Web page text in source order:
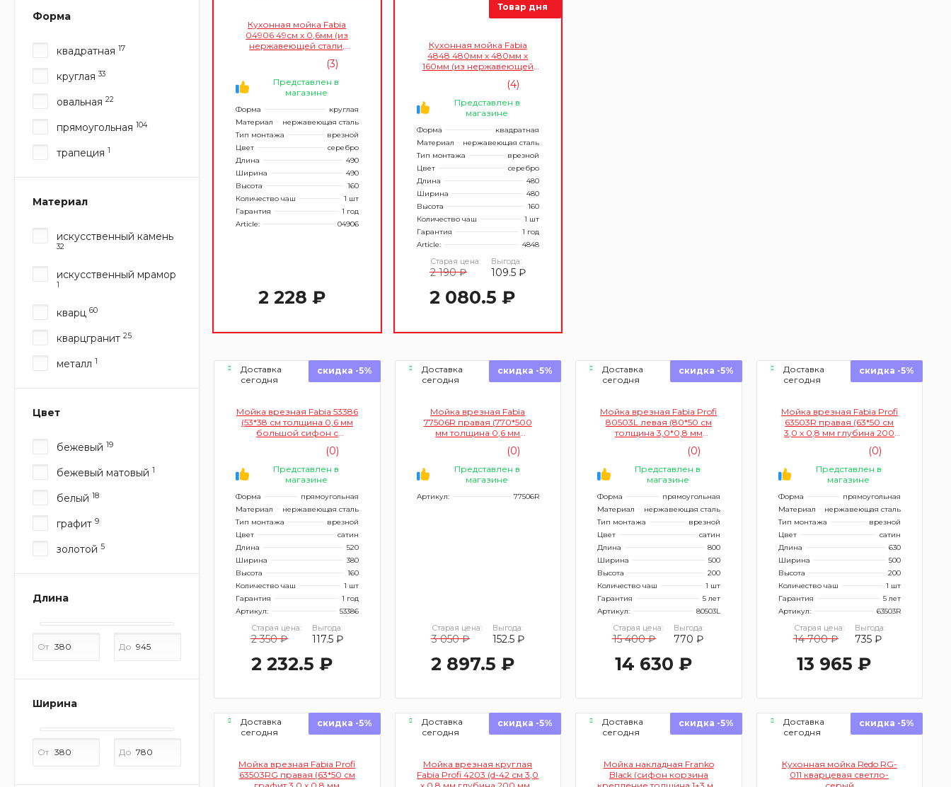
Форма
квадратная 17
круглая33
овальная 22
прямоугольная 104
трапеция 1
Материал
искусственный камень
32
искусственный мрамор
1
кварц 60
кварцгранит 25
металл 1
Цвет
бежевый 19
бежевый матовый 1
белый 18
графит 9
золотой 5
Длина
От До
Ширина
От До
Кухонная мойка Fabia
04906 49см х 0,6мм (из
нержавеющей стали,
(3)
Представлен в
магазине
Форма
круглая
Материал
нержавеющая сталь
Тип монтажа
врезной
Цвет
серебро
Длина
490
Ширина
490
Высота
160
Количество чаш
1 шт
Гарантия
1 год
Article:
04906
2 228 ₽
Товар дня
Кухонная мойка Fabia
4848 480мм х 480мм х
160мм (из нержавеющей
сифона, толщина 0,6мм)
(4)
Представлен в
магазине
Форма
квадратная
Материал
нержавеющая сталь
Тип монтажа
врезной
Цвет
серебро
Длина
480
Ширина
480
Высота
160
Количество чаш
1 шт
Гарантия
1 год
Article:
4848
Старая цена:
2 190 ₽
Выгода:
109.5 ₽
2 080.5 ₽
Доставка
сегодня
скидка -5%
Мойка врезная Fabia 53386
(53*38 см толщина 0,6 мм
большой сифон с
(0)
Представлен в
магазине
Форма
прямоугольная
Материал
нержавеющая сталь
Тип монтажа
врезной
Цвет
сатин
Длина
520
Ширина
380
Высота
160
Количество чаш
1 шт
Гарантия
1 год
Артикул:
53386
Старая цена:
2 350 ₽
Выгода:
117.5 ₽
2 232.5 ₽
Доставка
сегодня
скидка -5%
Мойка врезная Fabia
77506R правая (770*500
мм толщина 0,6 мм
(0)
Представлен в
магазине
Артикул: 77506R
Старая цена:
3 050 ₽
Выгода:
152.5 ₽
2 897.5 ₽
Доставка
сегодня
скидка -5%
Мойка врезная Fabia Profi
80503L левая (80*50 см
толщина 3,0*0,8 мм
мм+сифон+корзина)
(0)
Представлен в
магазине
Форма
прямоугольная
Материал
нержавеющая сталь
Тип монтажа
врезной
Цвет
сатин
Длина
800
Ширина
500
Высота
200
Количество чаш
1 шт
Гарантия
5 лет
Артикул:
80503L
Старая цена:
15 400 ₽
Выгода:
770 ₽
14 630 ₽
Доставка
сегодня
скидка -5%
Мойка врезная Fabia Profi
63503R правая (63*50 см
3,0 х 0,8 мм глубина 200
(0)
Представлен в
магазине
Форма
прямоугольная
Материал
нержавеющая сталь
Тип монтажа
врезной
Цвет
сатин
Длина
630
Ширина
500
Высота
200
Количество чаш
1 шт
Гарантия
5 лет
Артикул:
63503R
Старая цена:
14 700 ₽
Выгода:
735 ₽
13 965 ₽
Доставка
сегодня
скидка -5%
Мойка врезная Fabia Profi
63503RG правая (63*50 см
Доставка
сегодня
скидка -5%
Мойка врезная круглая
Fabia Profi 4203 (d-42 см 3,0
Доставка
сегодня
скидка -5%
Мойка накладная Franko
Black (сифон корзина
Доставка
сегодня
скидка -5%
Кухонная мойка Redo RG-
011 кварцевая светло-